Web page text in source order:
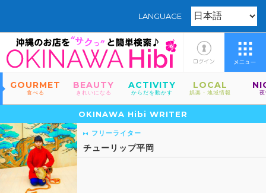
LANGUAGE
GOURMET
食べる
BEAUTY
きれいになる
ACTIVITY
からだを動かす
LOCAL
娯楽・地域情報
OKINAWA Hibi WRITER
フリーライター
チューリップ平岡